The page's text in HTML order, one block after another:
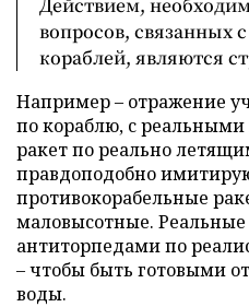
вопросов, связанных
кораблей, являются
Например – отражение
по кораблю, с
ракет по реально
правдоподобно
противокорабельные
маловысотные.
антиторпедами по
– чтобы быть готовыми
воды.